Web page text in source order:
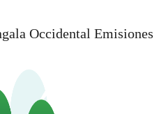
Occidental Emisiones